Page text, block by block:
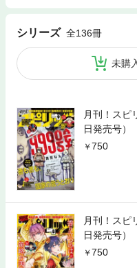
シリーズ 全136冊
未購
月刊！スピ
日発売号）
750
月刊！スピ
日発売号）
750